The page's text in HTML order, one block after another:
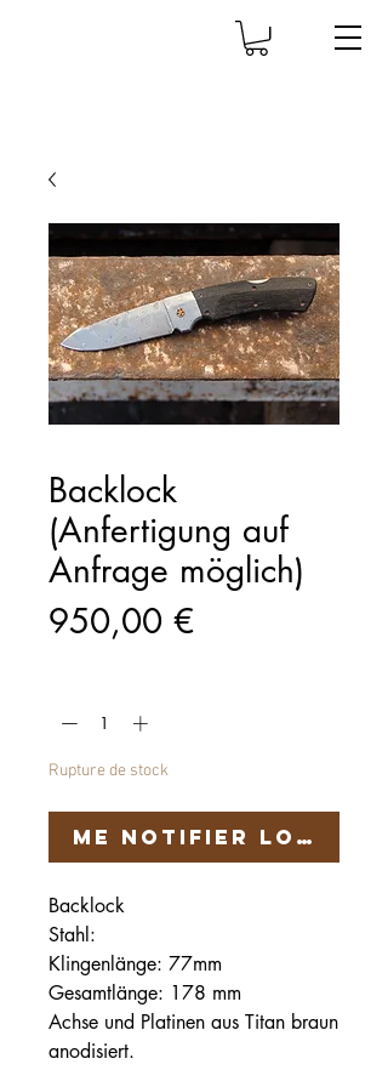
Backlock
(Anfertigung auf
Anfrage möglich)
950,00 €Prix
Rupture de stock
Me notifier
Backlock
Stahl:
Klingenlänge: 77mm
Gesamtlänge: 178 mm
Achse und Platinen aus Titan braun
anodisiert.